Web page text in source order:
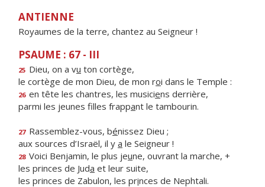
ANTIENNE
Royaumes de la terre, chantez au Seigneur !
PSAUME : 67 - III
25 Dieu, on a vu ton cortège,
le cortège de mon Dieu, de mon roi dans le Temple :
26 en tête les chantres, les musiciens derrière,
parmi les jeunes filles frappant le tambourin.
27 Rassemblez-vous, bénissez Dieu ;
aux sources d’Israël, il y a le Seigneur !
28 Voici Benjamin, le plus jeune, ouvrant la marche, +
les princes de Juda et leur suite,
les princes de Zabulon, les princes de Nephtali.